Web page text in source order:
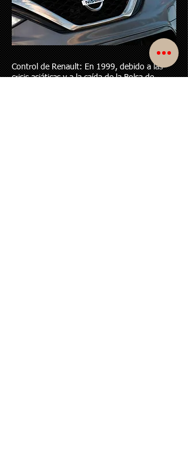
Control de Renault: En 1999, debido a las
crisis asiáticas y a la caída de la Bolsa de